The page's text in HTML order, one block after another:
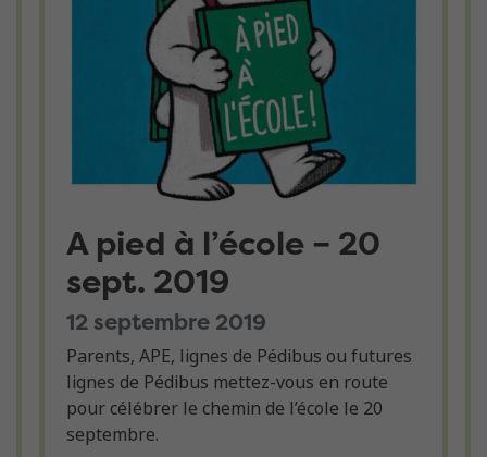
A pied à l’école – 20
sept. 2019
12 septembre 2019
Parents, APE, lignes de Pédibus ou futures
lignes de Pédibus mettez-vous en route
pour célébrer le chemin de l’école le 20
septembre.